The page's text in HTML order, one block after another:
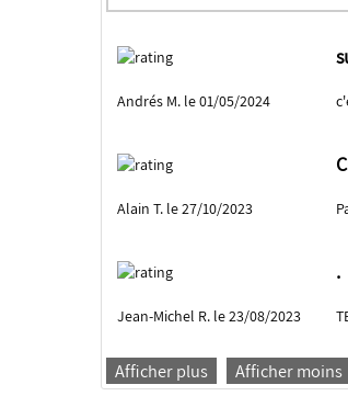
Andrés M. le 01/05/2024
Alain T. le 27/10/2023
.
Jean-Michel R. le 23/08/2023
Afficher plus Afficher moins